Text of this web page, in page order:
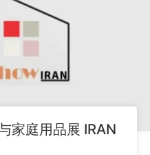
家庭用品展 IRAN